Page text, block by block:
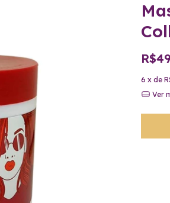
6 x de
Ver